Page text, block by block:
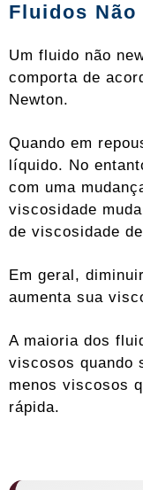
Fluidos Não
Um fluido não
comporta de
Newton.
Quando em
líquido. No
com uma
viscosidade
de viscosidade
Em geral,
aumenta sua
A maioria dos
viscosos quando
menos viscosos
rápida.